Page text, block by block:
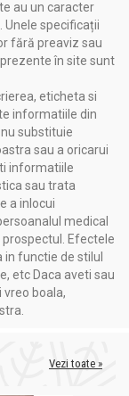
au un caracter
specificații
fără preaviz sau
în site sunt
eticheta si
informatiile din
substituie
sau a oricarui
informatiile
sau trata
a inlocui
medical
Efectele
functie de stilul
etc Daca aveti sau
boala,
Vezi toate »